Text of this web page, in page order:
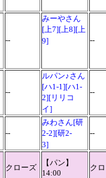
--
みーやさん
[上7][上8][上
9]
--
--
ルパン♪さん
[ハ1-1][ハ1-
2][リリコ
イ]
--
--
みわさん[研
2-2][研2-
3]
--
クローズ
【パン】
14:00
ク